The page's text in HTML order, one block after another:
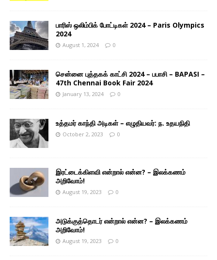
பாரிஸ் ஒலிம்பிக் போட்டிகள் 2024 – Paris Olympics
2024
August 1, 2024 0
சென்னை புத்தகக் காட்சி 2024 – பபாசி – BAPASI –
47th Chennai Book Fair 2024
January 13, 2024 0
உத்தமர் காந்தி அடிகள் – எழுதியவர்: ந. உதயநிதி
October 2, 2023 0
இரட்டைக்கிளவி என்றால் என்ன? – இலக்கணம்
அறிவோம்!
August 19, 2023 0
அடுக்குத்தொடர் என்றால் என்ன? – இலக்கணம்
அறிவோம்!
August 19, 2023 0